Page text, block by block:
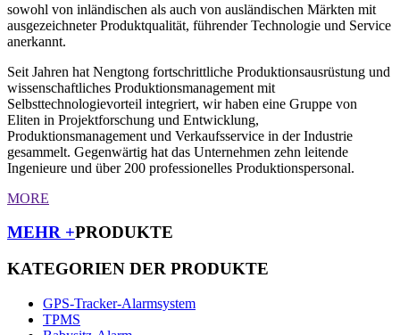
sowohl von inländischen als auch von ausländischen Märkten mit
ausgezeichneter Produktqualität, führender Technologie und Service
anerkannt.
Seit Jahren hat Nengtong fortschrittliche Produktionsausrüstung und
wissenschaftliches Produktionsmanagement mit
Selbsttechnologievorteil integriert, wir haben eine Gruppe von
Eliten in Projektforschung und Entwicklung,
Produktionsmanagement und Verkaufsservice in der Industrie
gesammelt. Gegenwärtig hat das Unternehmen zehn leitende
Ingenieure und über 200 professionelles Produktionspersonal.
MORE
MEHR +PRODUKTE
KATEGORIEN DER PRODUKTE
GPS-Tracker-Alarmsystem
TPMS